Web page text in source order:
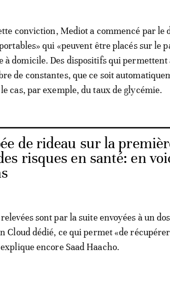
conviction, Mediot a commencé par le
qui «peuvent être placés sur le
à domicile. Des dispositifs qui
de constantes, que ce soit
cas, par exemple, du taux de glycémie.
de rideau sur la
risques en santé: en
sont par la suite envoyées à un
Cloud dédié, ce qui permet «de
encore Saad Haacho.